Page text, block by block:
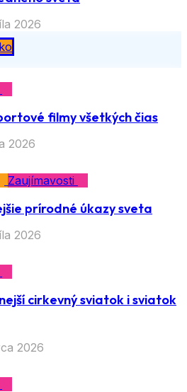
2026
filmy všetkých čias
2026
Zaujímavosti
prírodné úkazy sveta
2026
cirkevný sviatok i sviatok
2026